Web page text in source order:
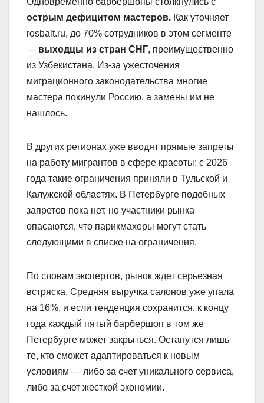
острым дефицитом мастеров. Как уточняет
rosbalt.ru, до 70% сотрудников в этом сегменте
— выходцы из стран СНГ, преимущественно
из Узбекистана. Из-за ужесточения
миграционного законодательства многие
мастера покинули Россию, а замены им не
нашлось.
В других регионах уже вводят прямые запреты
на работу мигрантов в сфере красоты: с 2026
года такие ограничения приняли в Тульской и
Калужской областях. В Петербурге подобных
запретов пока нет, но участники рынка
опасаются, что парикмахеры могут стать
следующими в списке на ограничения.
По словам экспертов, рынок ждет серьезная
встряска. Средняя выручка салонов уже упала
на 16%, и если тенденция сохранится, к концу
года каждый пятый барбершоп в том же
Петербурге может закрыться. Останутся лишь
те, кто сможет адаптироваться к новым
условиям — либо за счет уникального сервиса,
либо за счет жесткой экономии.